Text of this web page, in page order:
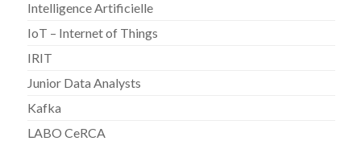
Intelligence Artificielle
IoT – Internet of Things
IRIT
Junior Data Analysts
Kafka
LABO CeRCA